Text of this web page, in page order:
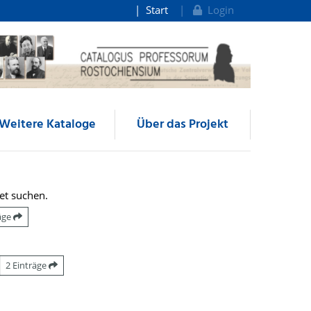
Start Login
Kataloge Über das Projekt
suchen.
2 Einträge